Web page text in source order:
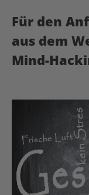
Für den
aus dem
Mind-